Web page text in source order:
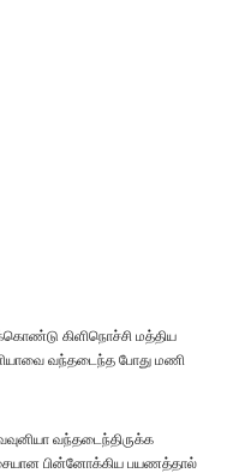
கிளிநொச்சி மத்திய
வந்தடைந்த போது மணி
வந்தடைந்திருக்க
பின்னோக்கிய பயணத்தால்